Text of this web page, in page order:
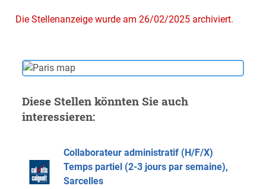
Die Stellenanzeige wurde am 26/02/2025 archiviert.
Diese Stellen könnten Sie auch
interessieren:
Collaborateur administratif (H/F/X)
Temps partiel (2-3 jours par semaine),
Sarcelles